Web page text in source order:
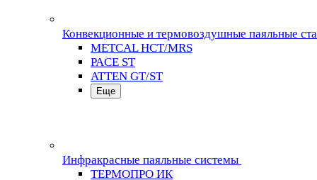
Конвекционные и термовоздушные паяльные
METCAL HCT/MRS
PACE ST
ATTEN GT/ST
Еще
Инфракрасные паяльные системы
ТЕРМОПРО ИК